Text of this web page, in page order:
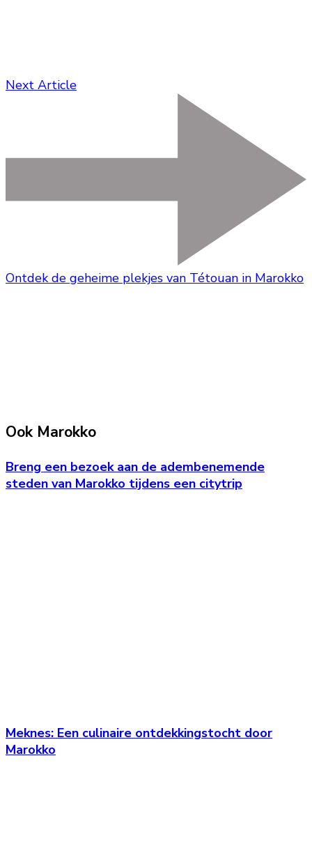
Next Article
Ontdek de geheime plekjes van Tétouan in Marokko
Ook Marokko
Breng een bezoek aan de adembenemende
steden van Marokko tijdens een citytrip
Meknes: Een culinaire ontdekkingstocht door
Marokko